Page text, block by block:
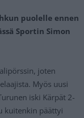
puolelle ennen
Sportin Simon
joten
Myös uusi
iski Kärpät 2-
kuitenkin päättyi